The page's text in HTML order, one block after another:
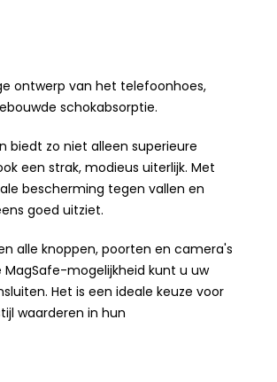
ontwerp van het telefoonhoes,
schokabsorptie.
biedt zo niet alleen superieure
een strak, modieus uiterlijk. Met
bescherming tegen vallen en
goed uitziet.
alle knoppen, poorten en camera's
MagSafe-mogelijkheid kunt u uw
Het is een ideale keuze voor
waarderen in hun